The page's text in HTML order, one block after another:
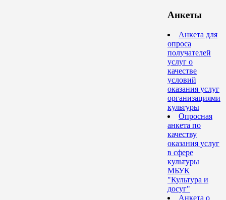
Анкеты
Анкета для
опроса
получателей
услуг о
качестве
условий
оказания услуг
организациями
культуры
Опросная
анкета по
качеству
оказания услуг
в сфере
культуры
МБУК
"Культура и
досуг"
Анкета о